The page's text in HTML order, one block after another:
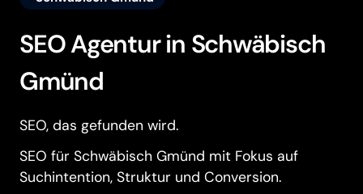
SEO Agentur in Schwäbisch
Gmünd
SEO, das gefunden wird.
SEO für Schwäbisch Gmünd mit Fokus auf
Suchintention, Struktur und Conversion.